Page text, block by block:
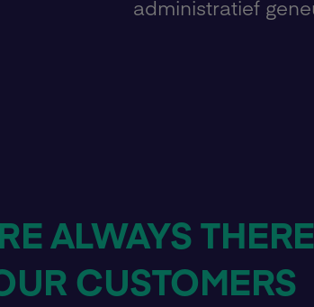
administratief
ALWAYS THERE
CUSTOMERS